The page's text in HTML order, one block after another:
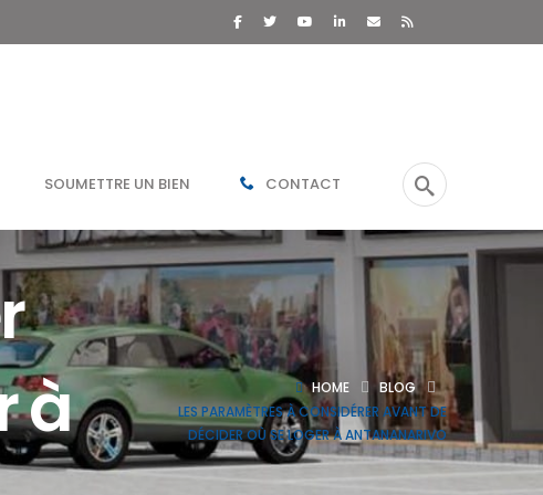
SOUMETTRE UN BIEN CONTACT
à
HOME
BLOG
LES PARAMÈTRES À CONSIDÉRER AVANT DE
DÉCIDER OÙ SE LOGER À ANTANANARIVO